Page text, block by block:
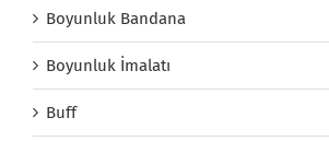
Boyunluk Bandana
Boyunluk İmalatı
Buff